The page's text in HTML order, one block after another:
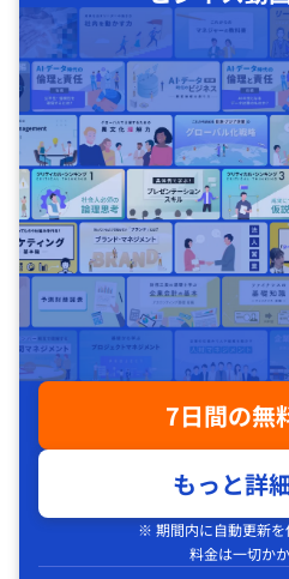
7日間の無
もっと詳
※ 期間内に自動更新を
料金は一切か